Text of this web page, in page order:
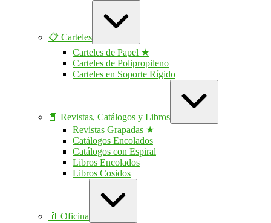
📋 Carteles
Carteles de Papel ★
Carteles de Polipropileno
Carteles en Soporte Rígido
📕 Revistas, Catálogos y Libros
Revistas Grapadas ★
Catálogos Encolados
Catálogos con Espiral
Libros Encolados
Libros Cosidos
📎 Oficina